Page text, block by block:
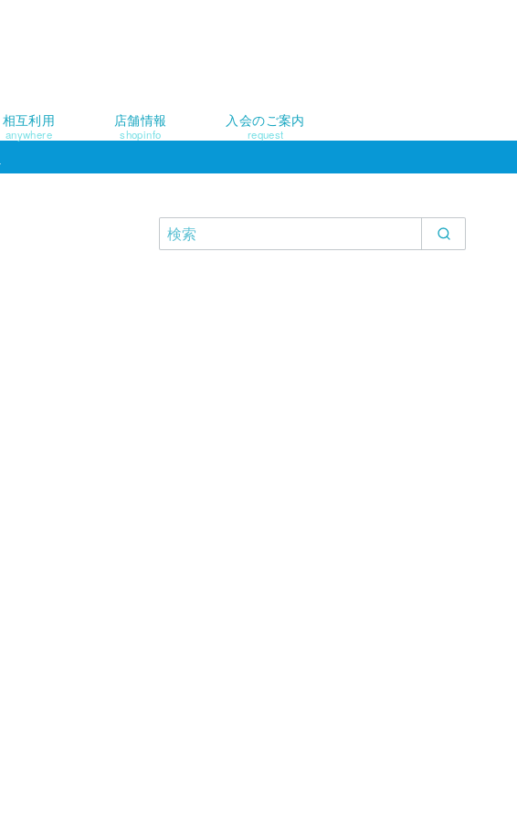
相互利用
anywhere
店舗情報
shopinfo
入会のご案内
request